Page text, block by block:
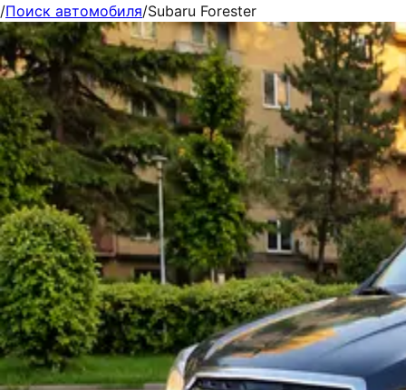
/Поиск автомобиля/Subaru Forester